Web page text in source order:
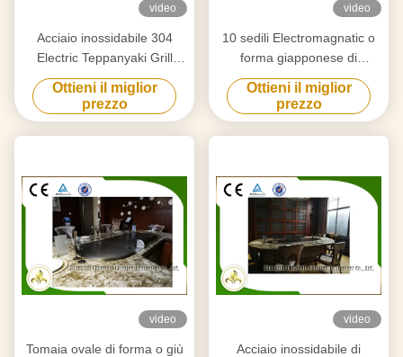
video
Acciaio inossidabile 304
Electric Teppanyaki Grill
Table 380V
Ottieni il miglior
prezzo
video
10 sedili Electromagnatic o
forma giapponese di
rettangolo della Tabella della
griglia di Teppanyaki del
riscaldamento di induzione
Ottieni il miglior
prezzo
video
Tomaia ovale di forma o giù
video
Acciaio inossidabile di